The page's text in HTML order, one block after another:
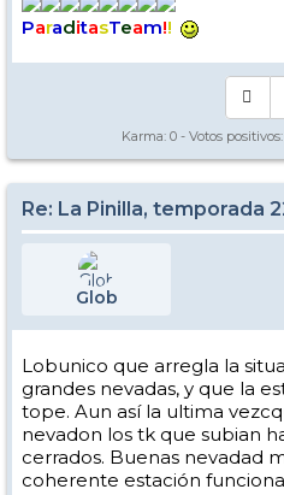
ParaditasTeam!!
Karma: 0 - Votos positivos:
Re: La Pinilla, temporada
Glob
Lobunico que arregla la
grandes nevadas, y que la
tope. Aun así la ultima
nevadon los tk que subian
cerrados. Buenas nevadad
coherente estación